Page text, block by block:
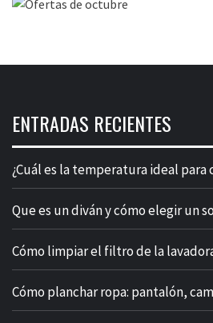
ENTRADAS RECIENTES
¿Cuál es la temperatura ideal para
Que es un diván y cómo elegir un
Cómo limpiar el filtro de la
Cómo planchar ropa: pantalón,